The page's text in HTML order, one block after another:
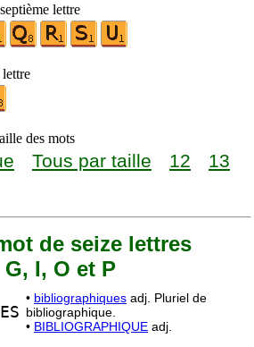
lettre
des mots
Tous par taille 12
13
de seize lettres
I, O et P
• bibliographiques adj. Pluriel de
bibliographique.
• BIBLIOGRAPHIQUE adj.